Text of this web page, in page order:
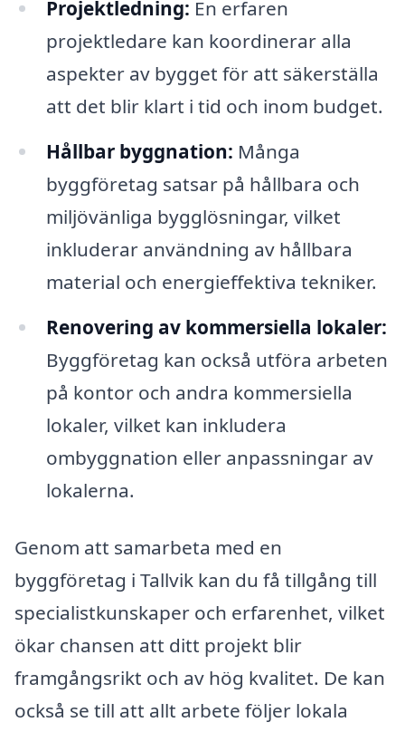
Projektledning: En erfaren
projektledare kan koordinerar alla
aspekter av bygget för att säkerställa
att det blir klart i tid och inom budget.
Hållbar byggnation: Många
byggföretag satsar på hållbara och
miljövänliga bygglösningar, vilket
inkluderar användning av hållbara
material och energieffektiva tekniker.
Renovering av kommersiella lokaler:
Byggföretag kan också utföra arbeten
på kontor och andra kommersiella
lokaler, vilket kan inkludera
ombyggnation eller anpassningar av
lokalerna.
Genom att samarbeta med en
byggföretag i Tallvik kan du få tillgång till
specialistkunskaper och erfarenhet, vilket
ökar chansen att ditt projekt blir
framgångsrikt och av hög kvalitet. De kan
också se till att allt arbete följer lokala